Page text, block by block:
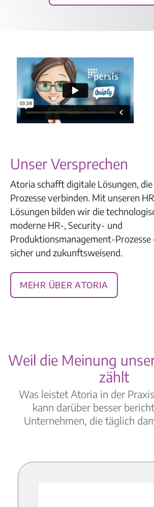
Unser Versprechen
Atoria schafft digitale Lösungen,
Prozesse verbinden. Mit unseren
Lösungen bilden wir die
moderne HR-, Security- und
Produktionsmanagement-Prozesse
sicher und zukunftsweisend.
Mehr über Atoria
Weil die Meinung
zählt
Was leistet Atoria in der
kann darüber besser
Unternehmen, die täglich